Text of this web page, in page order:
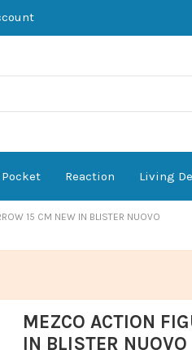
Reaction Living
15 CM NEW IN BLISTER NUOVO
MEZCO ACTION
IN BLISTER NUOVO